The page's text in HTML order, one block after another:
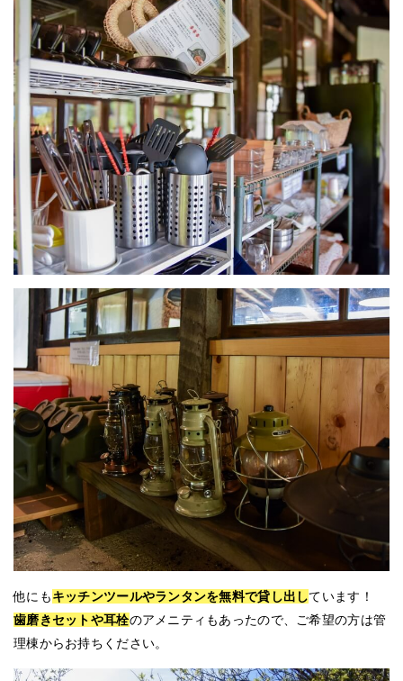
他にもキッチンツールやランタンを無料で貸し出しています！
歯磨きセットや耳栓のアメニティもあったので、ご希望の方は管
理棟からお持ちください。